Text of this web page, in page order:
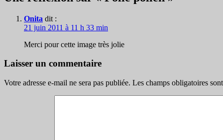
articles
Onita dit :
21 juin 2011 à 11 h 33 min
Merci pour cette image très jolie
Laisser un commentaire
Votre adresse e-mail ne sera pas publiée. Les champs obligatoires